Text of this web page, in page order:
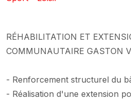
RÉHABILITATION ET
COMMUNAUTAIRE GASTON
- Renforcement structurel du
- Réalisation d'une extension